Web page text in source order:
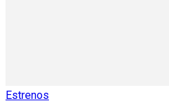
Estrenos